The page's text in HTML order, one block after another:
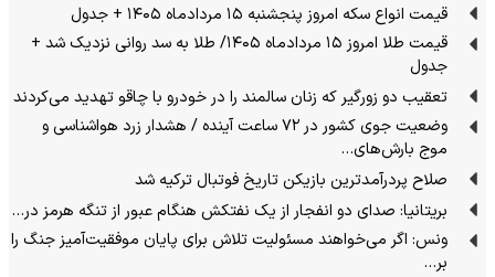
قیمت انواع سکه امروز پنجشنبه ۱۵ مردادماه ۱۴۰۵ + جدول
قیمت طلا امروز ۱۵ مردادماه ۱۴۰۵/ طلا به سد روانی نزدیک شد +
جدول
تعقیب دو زورگیر که زنان سالمند را در خودرو با چاقو تهدید می‌کردند
وضعیت جوی کشور در ۷۲ ساعت آینده / هشدار زرد هواشناسی و
موج بارش‌های…
صلاح پردرآمدترین بازیکن تاریخ فوتبال ترکیه شد
بریتانیا: صدای دو انفجار از یک نفتکش هنگام عبور از تنگه هرمز در…
ونس: اگر می‌خواهند مسئولیت تلاش برای پایان موفقیت‌آمیز جنگ را
بر…